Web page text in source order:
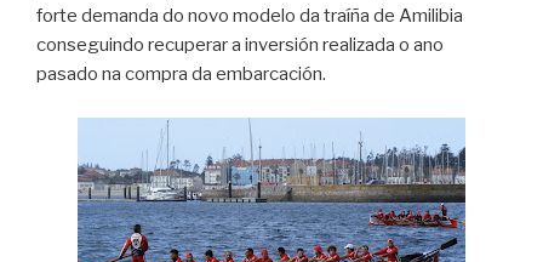
forte demanda do novo modelo da traíña de Amilibia
conseguindo recuperar a inversión realizada o ano
pasado na compra da embarcación.